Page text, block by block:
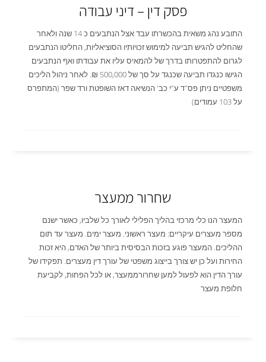
פסק דין – דיני עבודה
התובע נהג משאית בהכשרתו עבד אצל הנתבעים כ 14 שנה ולאחר
שהחליט להגיש תביעה למימוש זכויותיו הסוציאליות, החליטו הנתבעים
לגרום להתפטרותו בדרך של להמאיס עליו את עבודתו ואף הנתבעים
הגישו כנגדו תביעה שכנגד על סך של 500,000 ₪. לאחר ניהול הליכים
משפטיים ניתן פס"ד ע"י כב' הנשיאה דאז השופטת ורד שפר (המתפרס
על 103 עמודים)
שחרור ממעצר
המעצר הנו כלי מרכזי בהליך הפלילי לאורך כל שלביו, כאשר ישנם
מספר מעצרים עיקריים: מעצר ראשוני. מעצר ימים. מעצר עד תום
ההליכים. המעצר פוגע בזכות הבסיסית ביותר של האדם, היא זכות
החירות ועל כן יש צורך בייצוג משפטי של עורך דין מעצרים. תפקידו של
עורך הדין הוא לפעול למען שחרורממעצר, או לכל הפחות, לקביעת
חלופת מעצר